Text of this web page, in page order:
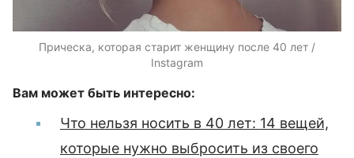
Прическа, которая старит женщину после 40 лет /
Instagram
Вам может быть интересно:
Что нельзя носить в 40 лет: 14 вещей,
которые нужно выбросить из своего